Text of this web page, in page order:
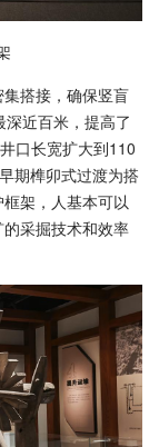
搭接，确保竖盲
近百米，提高了
口长宽扩大到110
期榫卯式过渡为搭
架，人基本可以
采掘技术和效率